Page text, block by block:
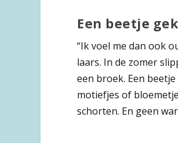
Een beetje
“Ik voel me dan ook
laars. In de zomer
een broek. Een
motiefjes of
schorten. En geen